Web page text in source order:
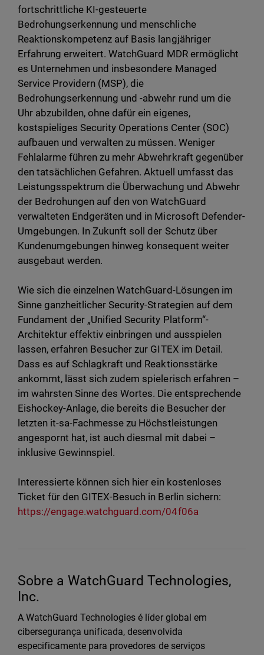
fortschrittliche KI-gesteuerte
Bedrohungserkennung und menschliche
Reaktionskompetenz auf Basis langjähriger
Erfahrung erweitert. WatchGuard MDR ermöglicht
es Unternehmen und insbesondere Managed
Service Providern (MSP), die
Bedrohungserkennung und -abwehr rund um die
Uhr abzubilden, ohne dafür ein eigenes,
kostspieliges Security Operations Center (SOC)
aufbauen und verwalten zu müssen. Weniger
Fehlalarme führen zu mehr Abwehrkraft gegenüber
den tatsächlichen Gefahren. Aktuell umfasst das
Leistungsspektrum die Überwachung und Abwehr
der Bedrohungen auf den von WatchGuard
verwalteten Endgeräten und in Microsoft Defender-
Umgebungen. In Zukunft soll der Schutz über
Kundenumgebungen hinweg konsequent weiter
ausgebaut werden.
Wie sich die einzelnen WatchGuard-Lösungen im
Sinne ganzheitlicher Security-Strategien auf dem
Fundament der „Unified Security Platform“-
Architektur effektiv einbringen und ausspielen
lassen, erfahren Besucher zur GITEX im Detail.
Dass es auf Schlagkraft und Reaktionsstärke
ankommt, lässt sich zudem spielerisch erfahren –
im wahrsten Sinne des Wortes. Die entsprechende
Eishockey-Anlage, die bereits die Besucher der
letzten it-sa-Fachmesse zu Höchstleistungen
angespornt hat, ist auch diesmal mit dabei –
inklusive Gewinnspiel.
Interessierte können sich hier ein kostenloses
Ticket für den GITEX-Besuch in Berlin sichern:
https://engage.watchguard.com/04f06a
Sobre a WatchGuard Technologies,
Inc.
A WatchGuard Technologies é líder global em
cibersegurança unificada, desenvolvida
especificamente para provedores de serviços